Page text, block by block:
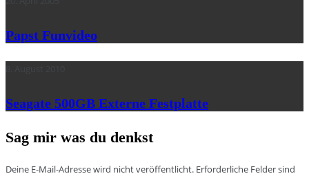
Papst Funvideo
Seagate 500GB Externe Festplatte
Sag mir was du denkst
Deine E-Mail-Adresse wird nicht veröffentlicht. Erforderliche Felder sind